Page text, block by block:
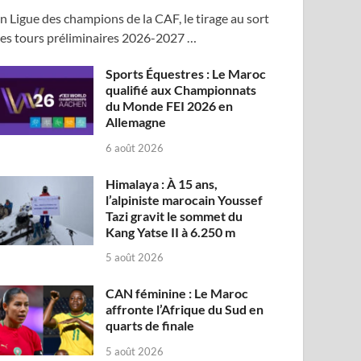
Ligue des champions de la CAF, le tirage au sort
tours préliminaires 2026-2027 …
Sports Équestres : Le Maroc
qualifié aux Championnats
du Monde FEI 2026 en
Allemagne
6 août 2026
Himalaya : À 15 ans,
l’alpiniste marocain Youssef
Tazi gravit le sommet du
Kang Yatse II à 6.250 m
5 août 2026
CAN féminine : Le Maroc
affronte l’Afrique du Sud en
quarts de finale
5 août 2026